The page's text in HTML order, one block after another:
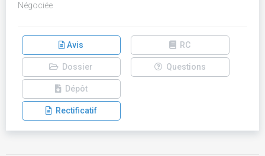
Négociée
Avis RC
Dossier Questions
Dépôt
Rectificatif